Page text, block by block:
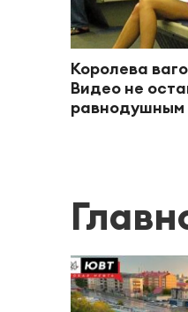
Королева
Видео не
равнодушным